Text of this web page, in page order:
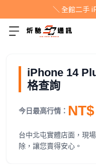
＼ 全館二手
iPhone 14
格查詢
今日最高行情：
台中北屯實體店面，現
除，讓您賣得安心。